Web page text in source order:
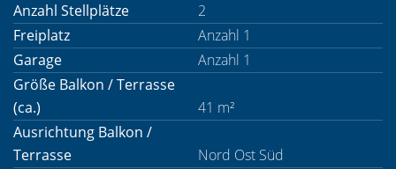
Anzahl Stellplätze
2
Freiplatz
Anzahl 1
Garage
Anzahl 1
Größe Balkon / Terrasse
(ca.)
41 m²
Ausrichtung Balkon /
Terrasse
Nord Ost Süd